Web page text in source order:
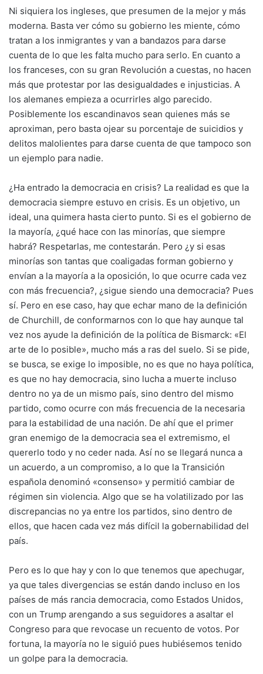
Ni siquiera los ingleses, que presumen de la mejor y más
moderna. Basta ver cómo su gobierno les miente, cómo
tratan a los inmigrantes y van a bandazos para darse
cuenta de lo que les falta mucho para serlo. En cuanto a
los franceses, con su gran Revolución a cuestas, no hacen
más que protestar por las desigualdades e injusticias. A
los alemanes empieza a ocurrirles algo parecido.
Posiblemente los escandinavos sean quienes más se
aproximan, pero basta ojear su porcentaje de suicidios y
delitos malolientes para darse cuenta de que tampoco son
un ejemplo para nadie.
¿Ha entrado la democracia en crisis? La realidad es que la
democracia siempre estuvo en crisis. Es un objetivo, un
ideal, una quimera hasta cierto punto. Si es el gobierno de
la mayoría, ¿qué hace con las minorías, que siempre
habrá? Respetarlas, me contestarán. Pero ¿y si esas
minorías son tantas que coaligadas forman gobierno y
envían a la mayoría a la oposición, lo que ocurre cada vez
con más frecuencia?, ¿sigue siendo una democracia? Pues
sí. Pero en ese caso, hay que echar mano de la definición
de Churchill, de conformarnos con lo que hay aunque tal
vez nos ayude la definición de la política de Bismarck: «El
arte de lo posible», mucho más a ras del suelo. Si se pide,
se busca, se exige lo imposible, no es que no haya política,
es que no hay democracia, sino lucha a muerte incluso
dentro no ya de un mismo país, sino dentro del mismo
partido, como ocurre con más frecuencia de la necesaria
para la estabilidad de una nación. De ahí que el primer
gran enemigo de la democracia sea el extremismo, el
quererlo todo y no ceder nada. Así no se llegará nunca a
un acuerdo, a un compromiso, a lo que la Transición
española denominó «consenso» y permitió cambiar de
régimen sin violencia. Algo que se ha volatilizado por las
discrepancias no ya entre los partidos, sino dentro de
ellos, que hacen cada vez más difícil la gobernabilidad del
país.
Pero es lo que hay y con lo que tenemos que apechugar,
ya que tales divergencias se están dando incluso en los
países de más rancia democracia, como Estados Unidos,
con un Trump arengando a sus seguidores a asaltar el
Congreso para que revocase un recuento de votos. Por
fortuna, la mayoría no le siguió pues hubiésemos tenido
un golpe para la democracia.